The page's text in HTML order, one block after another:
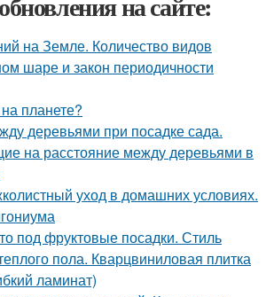
на Земле. Количество видов
шаре и закон периодичности
планете?
деревьями при посадке сада.
на расстояние между деревьями в
уход в домашних условиях.
под фруктовые посадки. Стиль
пола. Кварцвиниловая плитка
ламинат)